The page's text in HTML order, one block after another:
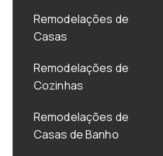
Remodelações de
Casas
Remodelações de
Cozinhas
Remodelações de
Casas de Banho